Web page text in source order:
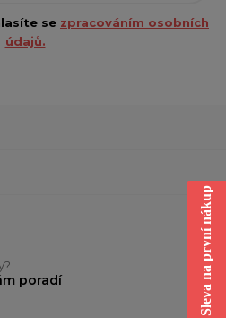
se zpracováním osobních
údajů.
poradí Sleva na první nákup